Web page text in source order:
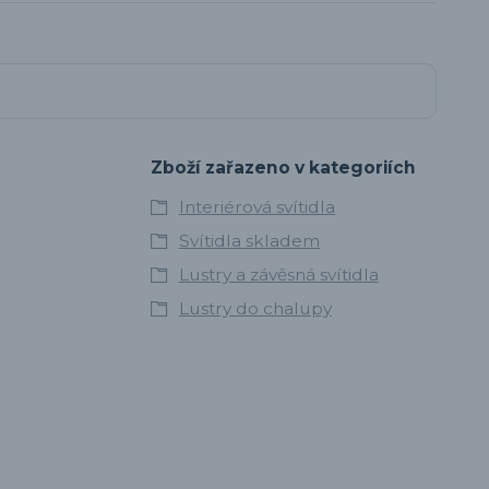
Zboží zařazeno v kategoriích
Interiérová svítidla
Svítidla skladem
Lustry a závěsná svítidla
Lustry do chalupy